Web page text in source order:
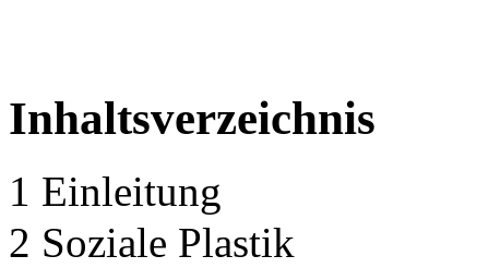
Inhaltsverzeichnis
1 Einleitung
2 Soziale Plastik